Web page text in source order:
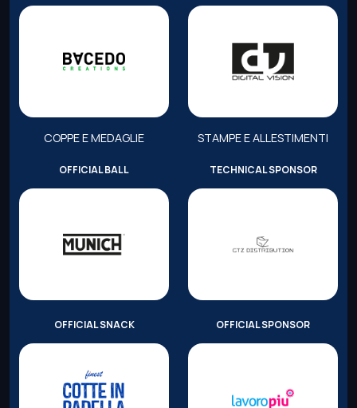
COPPE E MEDAGLIE STAMPE E ALLESTIMENTI
OFFICIAL BALL TECHNICAL SPONSOR
OFFICIAL SNACK OFFICIAL SPONSOR